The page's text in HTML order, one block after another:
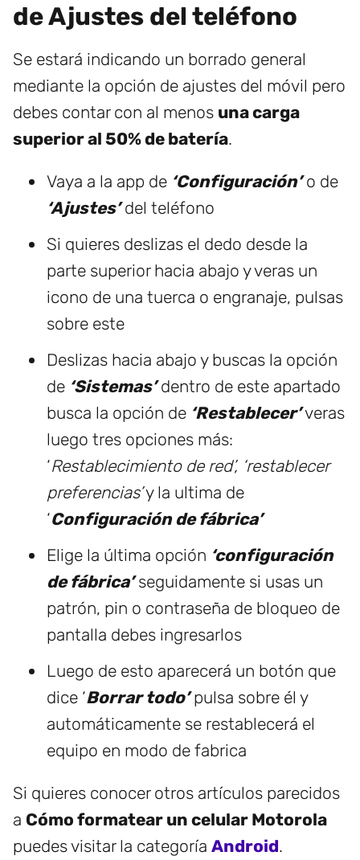
de Ajustes del teléfono
Se estará indicando un borrado general
mediante la opción de ajustes del móvil pero
debes contar con al menos una carga
superior al 50% de batería.
Vaya a la app de ‘Configuración’o de
‘Ajustes’del teléfono
Si quieres deslizas el dedo desde la
parte superior hacia abajo y veras un
icono de una tuerca o engranaje, pulsas
sobre este
Deslizas hacia abajo y buscas la opción
de ‘Sistemas’dentro de este apartado
busca la opción de ‘Restablecer’veras
luego tres opciones más:
‘Restablecimiento de red’, ‘restablecer
preferencias’y la ultima de
‘Configuración de fábrica’
Elige la última opción ‘configuración
de fábrica’seguidamente si usas un
patrón, pin o contraseña de bloqueo de
pantalla debes ingresarlos
Luego de esto aparecerá un botón que
dice ‘Borrar todo’pulsa sobre él y
automáticamente se restablecerá el
equipo en modo de fabrica
Si quieres conocer otros artículos parecidos
a Cómo formatear un celular Motorola
puedes visitar la categoría Android.